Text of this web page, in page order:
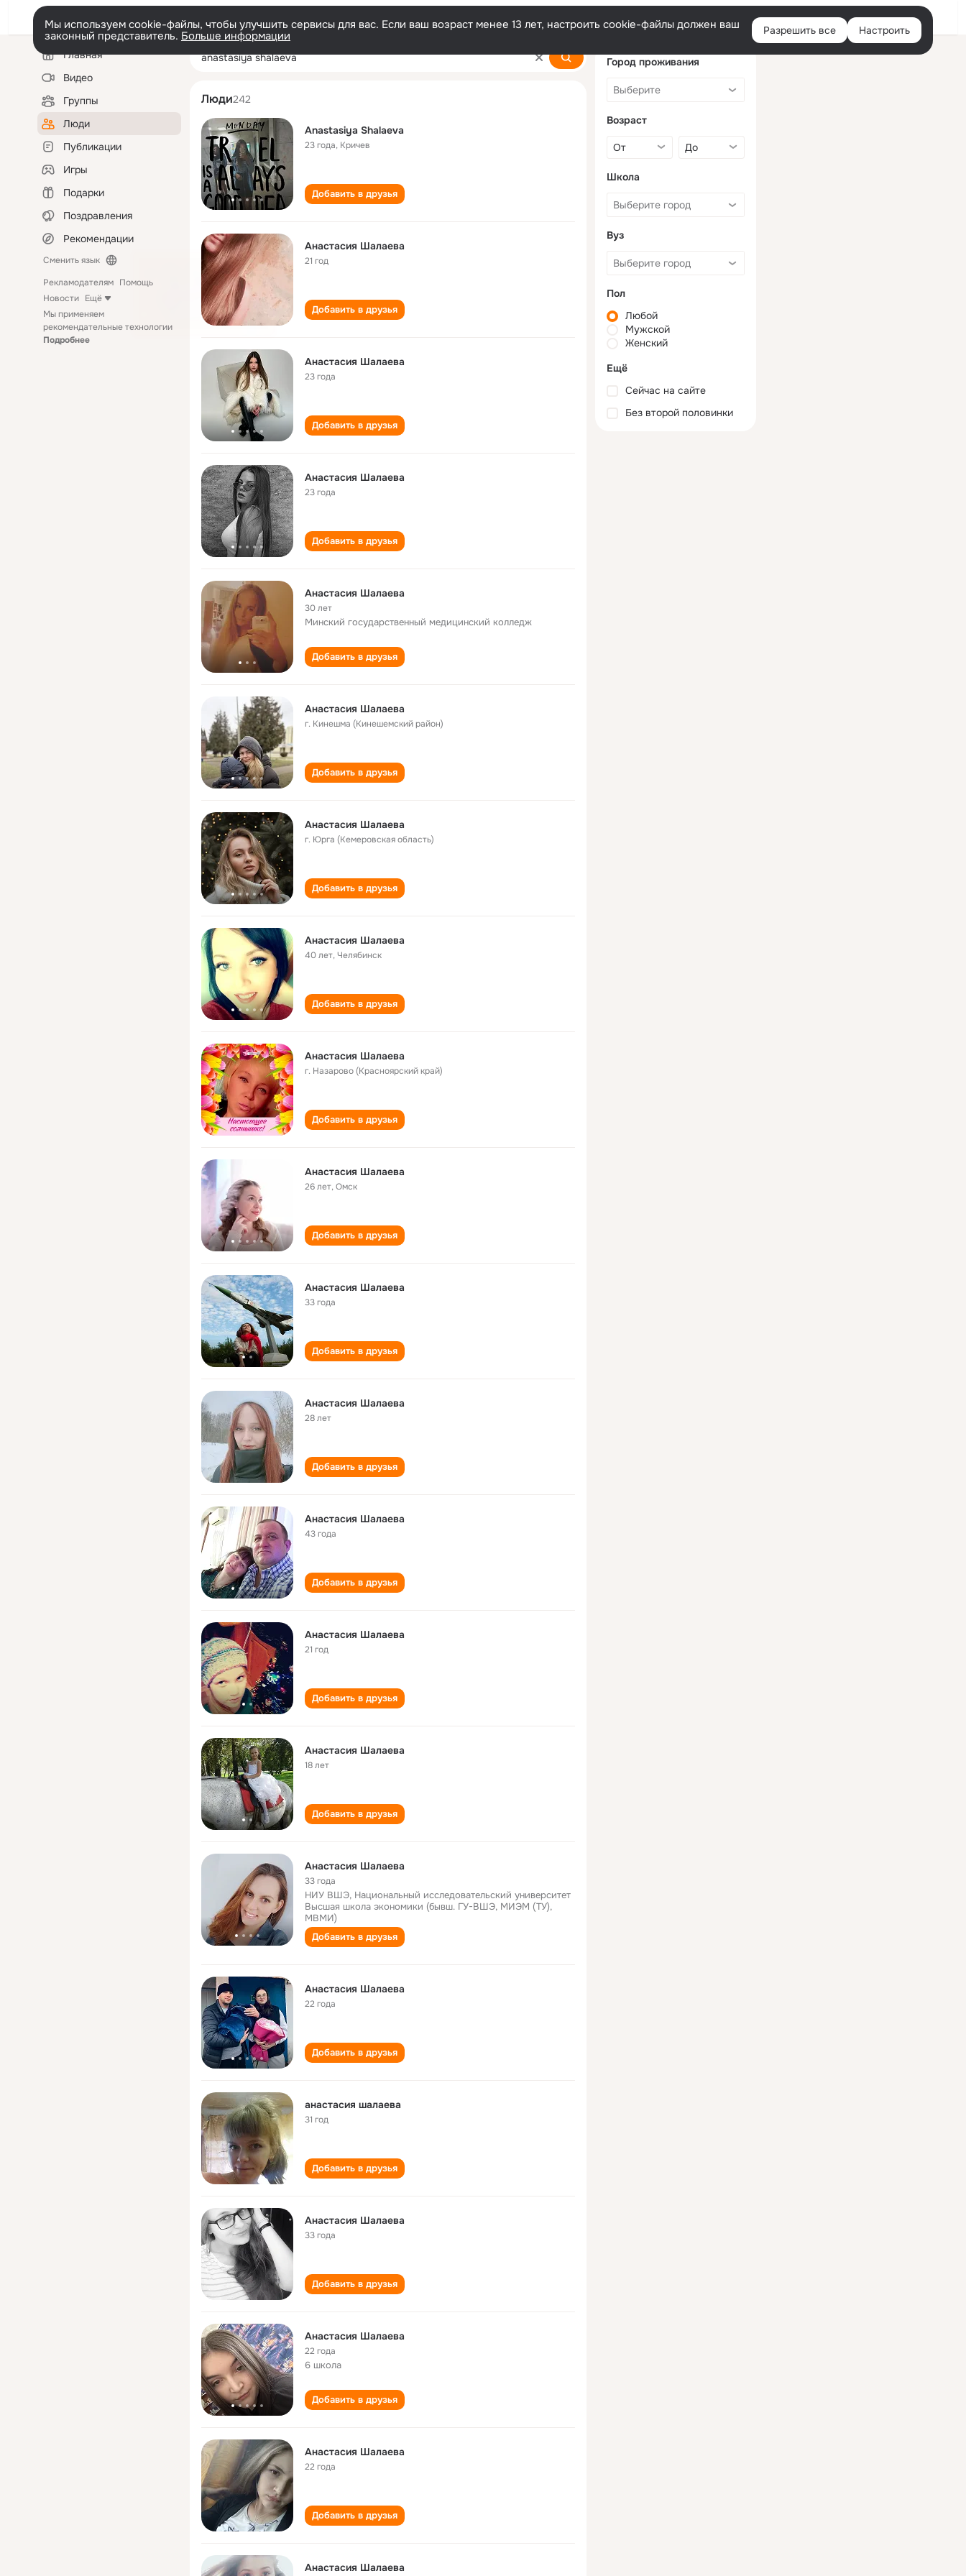
Войти
Мы используем cookie-файлы, чтобы улучшить сервисы для вас. Если ваш возраст менее 13 лет, настроить cookie-файлы должен ваш
законный представитель. Больше информации Разрешить все Настроить
Левая
колонкаГлавная
Видео
Группы
Люди
Публикации
Игры
Подарки
Поздравления
Рекомендации
Сменить язык
Рекламодателям Помощь
Новости Ещё
Мы применяем
рекомендательные технологии
Подробнее
anastasiya shalaeva
Люди242
Anastasiya Shalaeva
23 года, Кричев
Добавить в друзья
Анастасия Шалаева
21 год
Добавить в друзья
Анастасия Шалаева
23 года
Добавить в друзья
Анастасия Шалаева
23 года
Добавить в друзья
Анастасия Шалаева
30 лет
Минский государственный медицинский колледж
Добавить в друзья
Анастасия Шалаева
г. Кинешма (Кинешемский район)
Добавить в друзья
Анастасия Шалаева
г. Юрга (Кемеровская область)
Добавить в друзья
Анастасия Шалаева
40 лет,Челябинск
Добавить в друзья
Анастасия Шалаева
г. Назарово (Красноярский край)
Добавить в друзья
Анастасия Шалаева
26 лет,Омск
Добавить в друзья
Анастасия Шалаева
33 года
Добавить в друзья
Анастасия Шалаева
28 лет
Добавить в друзья
Анастасия Шалаева
43 года
Добавить в друзья
Анастасия Шалаева
21 год
Добавить в друзья
Анастасия Шалаева
18 лет
Добавить в друзья
Анастасия Шалаева
33 года
НИУ ВШЭ, Национальный исследовательский университет
Высшая школа экономики (бывш. ГУ-ВШЭ, МИЭМ (ТУ),
МВМИ)
Добавить в друзья
Анастасия Шалаева
22 года
Добавить в друзья
анастасия шалаева
31 год
Добавить в друзья
Анастасия Шалаева
33 года
Добавить в друзья
Анастасия Шалаева
22 года
6 школа
Добавить в друзья
Анастасия Шалаева
22 года
Добавить в друзья
Анастасия Шалаева
Город проживания
Возраст
Школа
Вуз
Пол
Любой
Мужской
Женский
Ещё
Сейчас на сайте
Без второй половинки